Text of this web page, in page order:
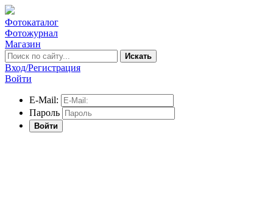
Фотокаталог
Фотожурнал
Магазин
Искать
Вход/Регистрация
Войти
E-Mail:
Пароль
Войти